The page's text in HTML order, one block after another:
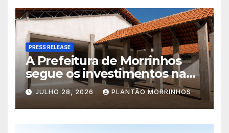
PRESS RELEASE
A Prefeitura de Morrinhos
segue os investimentos na
educação. A obra da Escola
Municipal Eudóxio de
Figueiredo avança em ritmo
acelerado e já ganha forma.
JULHO 28, 2026 PLANTÃO MORRINHOS